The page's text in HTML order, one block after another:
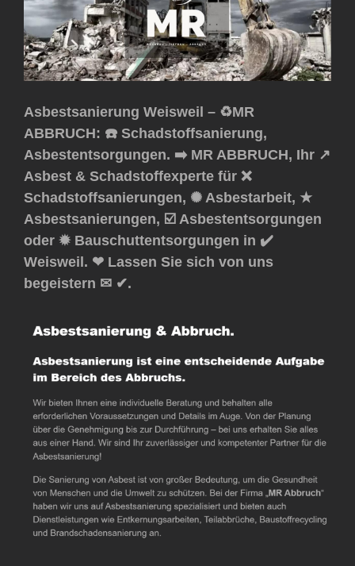
Asbestsanierung Weisweil – ♻️MR
ABBRUCH: ☎️ Schadstoffsanierung,
Asbestentsorgungen. ➡️ MR ABBRUCH, Ihr ↗️
Asbest & Schadstoffexperte für ❌
Schadstoffsanierungen, ✺ Asbestarbeit, ★
Asbestsanierungen, ☑️ Asbestentsorgungen
oder ✹ Bauschuttentsorgungen in ✔️
Weisweil. ❤ Lassen Sie sich von uns
begeistern ✉ ✔.